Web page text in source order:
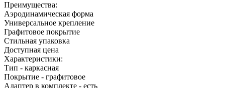
Преимущества:
Аэродинамическая форма
Универсальное крепление
Графитовое покрытие
Стильная упаковка
Доступная цена
Характеристики:
Тип - каркасная
Покрытие - графитовое
Адаптер в комплекте - есть